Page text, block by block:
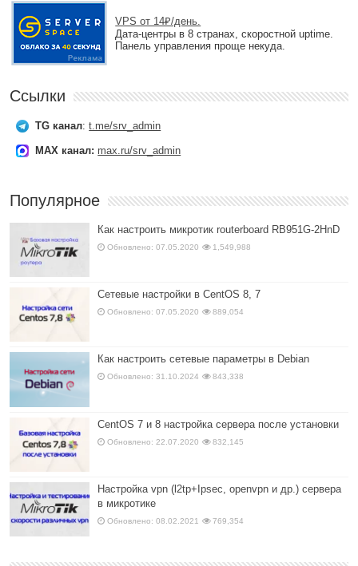
VPS от 14₽/день.
Дата-центры в 8 странах, скоростной uptime.
Панель управления проще некуда.
Ссылки
TG канал:t.me/srv_admin
MAX канал: max.ru/srv_admin
Популярное
Как настроить микротик routerboard RB951G-2HnD
Обновлено: 07.05.2020 1,549,988
Сетевые настройки в CentOS 8, 7
Обновлено: 07.05.2020 889,054
Как настроить сетевые параметры в Debian
Обновлено: 31.10.2024 843,338
CentOS 7 и 8 настройка сервера после установки
Обновлено: 22.07.2020 832,145
Настройка vpn (l2tp+Ipsec, openvpn и др.) сервера
в микротике
Обновлено: 08.02.2021 769,354